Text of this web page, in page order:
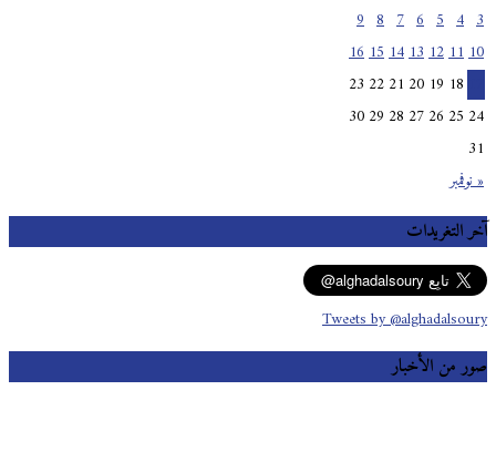
« نوفمبر
10
11
12
13
14
15
16
18
19
20
21
22
23
24
25
26
27
28
29
30
31
آخر التغريدات
Tweets by @alghadalsoury
صور من الأخبار